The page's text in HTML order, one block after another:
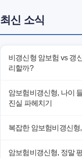
최신 소식
비갱신형 암보험 vs 갱
리할까?
암보험비갱신형, 나이
진실 파헤치기
복잡한 암보험비갱신
암보험비갱신형, 정말